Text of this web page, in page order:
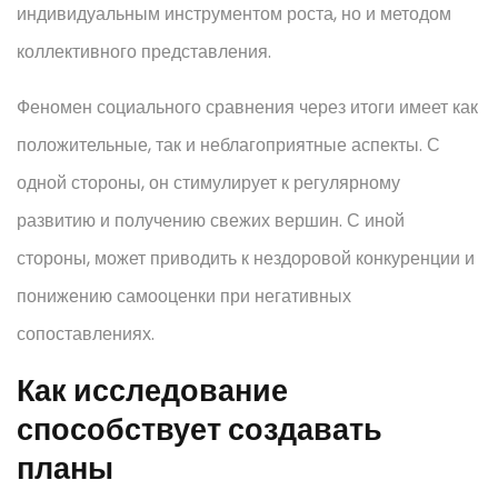
индивидуальным инструментом роста, но и методом
коллективного представления.
Феномен социального сравнения через итоги имеет как
положительные, так и неблагоприятные аспекты. С
одной стороны, он стимулирует к регулярному
развитию и получению свежих вершин. С иной
стороны, может приводить к нездоровой конкуренции и
понижению самооценки при негативных
сопоставлениях.
Как исследование
способствует создавать
планы